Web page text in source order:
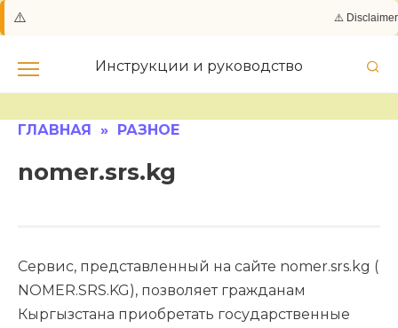
⚠️ ⚠️ Disclaimer:
Инструкции и руководство
ГЛАВНАЯ » РАЗНОЕ
nomer.srs.kg
Сервис, представленный на сайте nomer.srs.kg (​
NOMER.SRS.KG), позволяет гражданам
Кыргызстана приобретать государственные